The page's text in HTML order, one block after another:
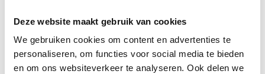
Deze website maakt gebruik van cookies
We gebruiken cookies om content en advertenties te
personaliseren, om functies voor social media te bieden
en om ons websiteverkeer te analyseren. Ook delen we
Max. autonomie AS 2 accu